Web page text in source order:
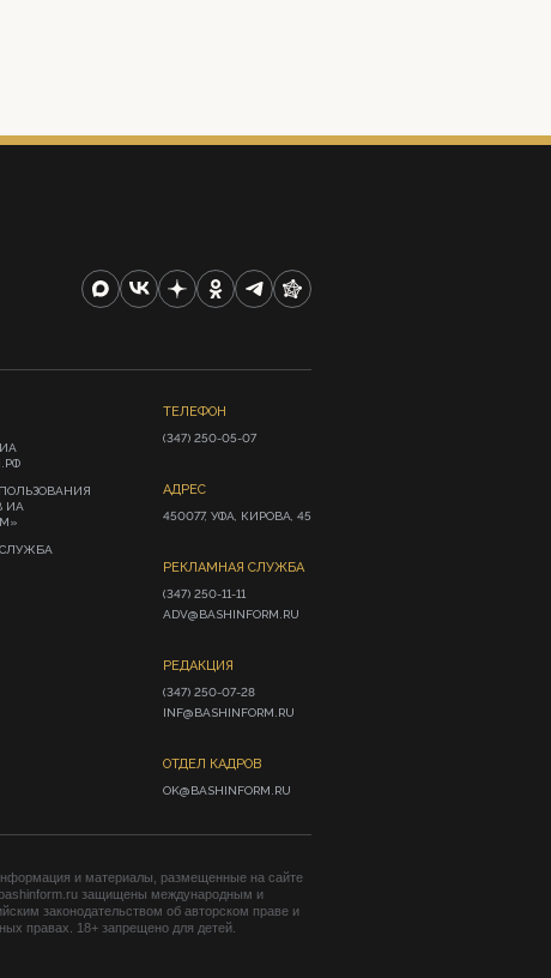
ИА
ТЕЛЕФОН
(347) 250-05-07
АДРЕС
450077, УФА, КИРОВА, 45
РЕКЛАМНАЯ СЛУЖБА
(347) 250-11-11
ADV@BASHINFORM.RU
РЕДАКЦИЯ
(347) 250-07-28
INF@BASHINFORM.RU
ОТДЕЛ КАДРОВ
OK@BASHINFORM.RU
и материалы, размещенные на сайте
защищены международным и
законодательством об авторском праве и
правах. 18+ запрещено для детей.